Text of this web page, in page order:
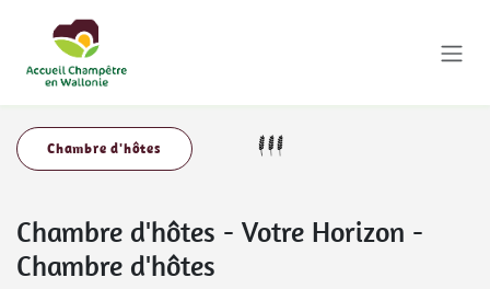
Chambre d'hôtes
Chambre d'hôtes - Votre Horizon -
Chambre d'hôtes